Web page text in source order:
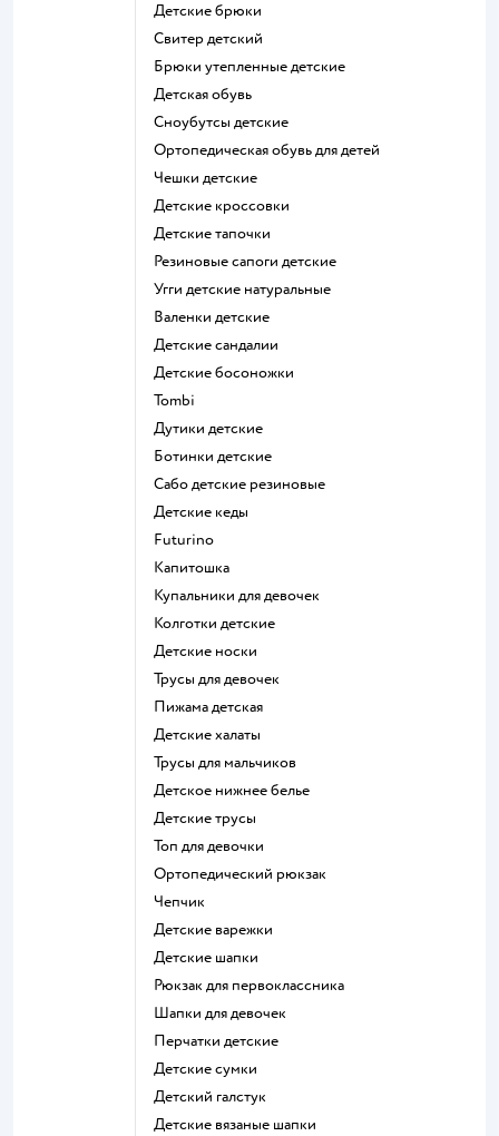
Детские брюки
Свитер детский
Брюки утепленные детские
Детская обувь
Сноубутсы детские
Ортопедическая обувь для детей
Чешки детские
Детские кроссовки
Детские тапочки
Резиновые сапоги детские
Угги детские натуральные
Валенки детские
Детские сандалии
Детские босоножки
Tombi
Дутики детские
Ботинки детские
Сабо детские резиновые
Детские кеды
Futurino
Капитошка
Купальники для девочек
Колготки детские
Детские носки
Трусы для девочек
Пижама детская
Детские халаты
Трусы для мальчиков
Детское нижнее белье
Детские трусы
Топ для девочки
Ортопедический рюкзак
Чепчик
Детские варежки
Детские шапки
Рюкзак для первоклассника
Шапки для девочек
Перчатки детские
Детские сумки
Детский галстук
Детские вязаные шапки